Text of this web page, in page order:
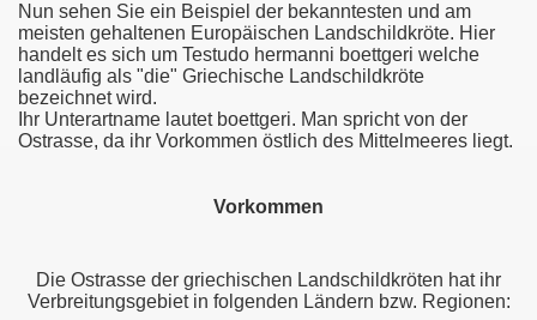
Nun sehen Sie ein Beispiel der bekanntesten und am
meisten gehaltenen Europäischen Landschildkröte. Hier
handelt es sich um Testudo hermanni boettgeri welche
landläufig als "die" Griechische Landschildkröte
bezeichnet wird.
Ihr Unterartname lautet boettgeri. Man spricht von der
Ostrasse, da ihr Vorkommen östlich des Mittelmeeres liegt.
Vorkommen
Die Ostrasse der griechischen Landschildkröten hat ihr
Verbreitungsgebiet in folgenden Ländern bzw. Regionen: